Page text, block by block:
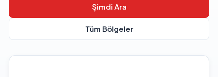
Şimdi Ara
Tüm Bölgeler